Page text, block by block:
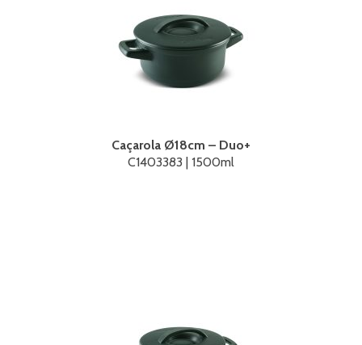
Caçarola Ø18cm – Duo+
C1403383 | 1500ml